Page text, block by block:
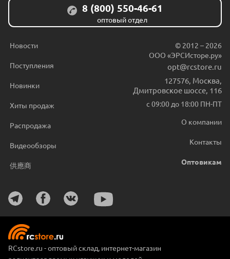
8 (800) 550-46-61
оптовый отдел
Новости
Поступления
Новинки
Хиты продаж
Распродажа
Видеообзоры
供應商
© 2012 – 2026
ООО «ЭРСИсторе.ру»
opt@rcstore.ru
127576, Москва,
Дмитровское шоссе, 116
с 09:00 до 18:00 ПН-ПТ
О компании
Контакты
Оптовикам
RCstore.ru - оптовый склад, интернет-магазин